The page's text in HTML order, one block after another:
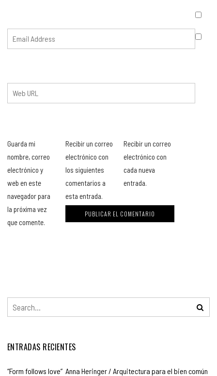
Guarda mi
nombre, correo
electrónico y
web en este
navegador para
la próxima vez
que comente.
Recibir un correo
electrónico con
los siguientes
comentarios a
esta entrada.
Recibir un correo
electrónico con
cada nueva
entrada.
ENTRADAS RECIENTES
“Form follows love” Anna Heringer / Arquitectura para el bien común